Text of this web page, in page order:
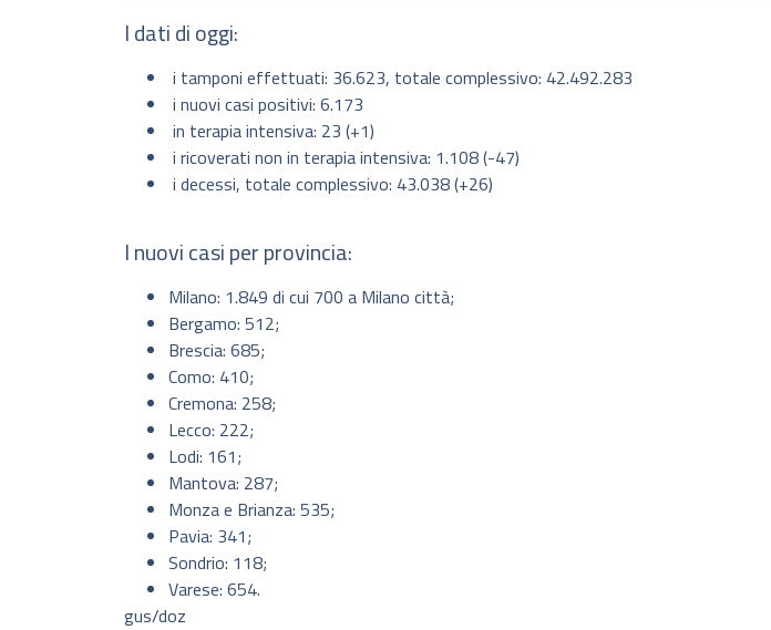
I dati di oggi:
i tamponi effettuati: 36.623, totale complessivo: 42.492.283
i nuovi casi positivi: 6.173
in terapia intensiva: 23 (+1)
i ricoverati non in terapia intensiva: 1.108 (-47)
i decessi, totale complessivo: 43.038 (+26)
I nuovi casi per provincia:
Milano: 1.849 di cui 700 a Milano città;
Bergamo: 512;
Brescia: 685;
Como: 410;
Cremona: 258;
Lecco: 222;
Lodi: 161;
Mantova: 287;
Monza e Brianza: 535;
Pavia: 341;
Sondrio: 118;
Varese: 654.
gus/doz